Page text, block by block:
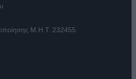
Μ.Η.Τ. 232455